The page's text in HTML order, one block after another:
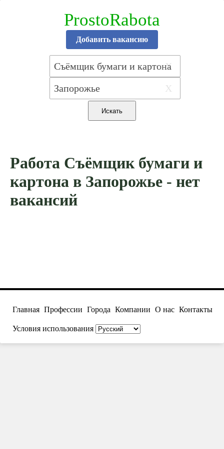
ProstoRabota
Добавить вакансию
X
X
Работа Съёмщик бумаги и
картона в Запорожье - нет
вакансий
Главная Профессии Города Компании О нас Контакты
Условия использования